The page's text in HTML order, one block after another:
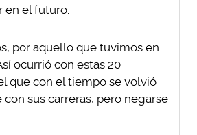
en el futuro.
por aquello que tuvimos en
ocurrió con estas 20
que con el tiempo se volvió
sus carreras, pero negarse